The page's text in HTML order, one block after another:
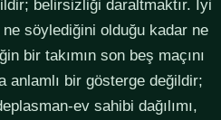
belirsizliği daraltmaktır. İyi
söylediğini olduğu kadar ne
bir takımın son beş maçını
anlamlı bir gösterge değildir;
ev sahibi dağılımı,